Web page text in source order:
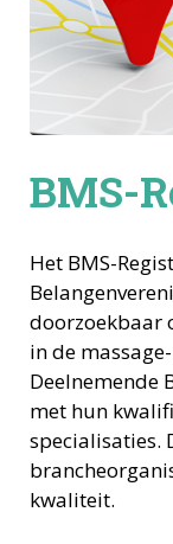
BMS-
Het BMS-
doorzoekbaar
in de
Deelnemende
met hun
specialisaties.
kwaliteit.